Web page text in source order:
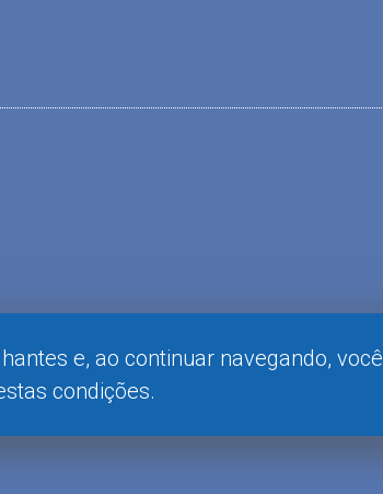
e, ao continuar navegando, você
condições.